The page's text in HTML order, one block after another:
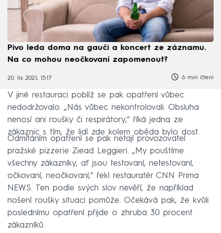
Pivo leda doma na gauči a koncert ze záznamu.
Na co mohou neočkovaní zapomenout?
20. lis 2021, 15:17 6 min čtení
V jiné restauraci poblíž se pak opatření vůbec
nedodržovalo. „Nás vůbec nekontrolovali. Obsluha
nenosí ani roušky či respirátory,“ říká jedna ze
zákaznic s tím, že lidí zde kolem oběda bylo dost.
Odmítáním opatření se pak netají provozovatel
pražské pizzerie Ziead Leggieri. „My pouštíme
všechny zákazníky, ať jsou testovaní, netestovaní,
očkovaní, neočkovaní,“ řekl restauratér CNN Prima
NEWS. Ten podle svých slov nevěří, že například
nošení roušky situaci pomůže. Očekává pak, že kvůli
poslednímu opatření přijde o zhruba 30 procent
zákazníků.